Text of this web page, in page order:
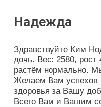
Надежда
Здравствуйте Ким
дочь. Вес: 2580, рост
растём нормально.
Желаем Вам успехов
здоровья за Вашу
Всего Вам и Вашим